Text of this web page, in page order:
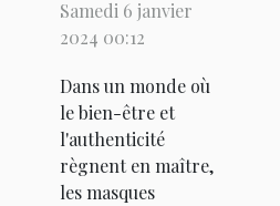
recettes
pour tous
les types de
peau
Samedi 6 janvier
2024 00:12
Dans un monde où
le bien-être et
l'authenticité
règnent en maître,
les masques